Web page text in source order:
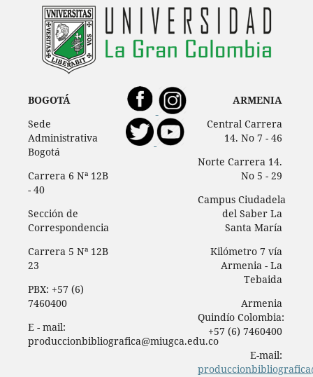
BOGOTÁ
Sede
Administrativa
Bogotá
Carrera 6 Nª 12B
- 40
Sección de
Correspondencia
Carrera 5 Nª 12B
23
PBX: +57 (6)
7460400
E - mail:
produccionbibliografica@miugca.edu.co
ARMENIA
Central Carrera
14. No 7 - 46
Norte Carrera 14.
No 5 - 29
Campus Ciudadela
del Saber La
Santa María
Kilómetro 7 vía
Armenia - La
Tebaida
Armenia
Quindío Colombia:
+57 (6) 7460400
E-mail: